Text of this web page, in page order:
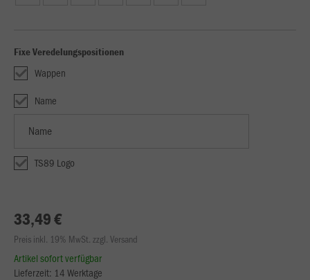
Fixe Veredelungspositionen
Wappen
Name
TS89 Logo
33,49 €
Preis inkl. 19% MwSt. zzgl. Versand
Artikel sofort verfügbar
Lieferzeit: 14 Werktage